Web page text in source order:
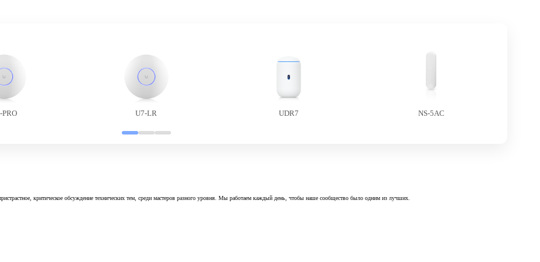
PRO U7-LR UDR7 NS-5AC
критическое обсуждение технических тем, среди мастеров разного уровня. Мы работаем каждый день, чтобы наше сообщество было одним из лучших.